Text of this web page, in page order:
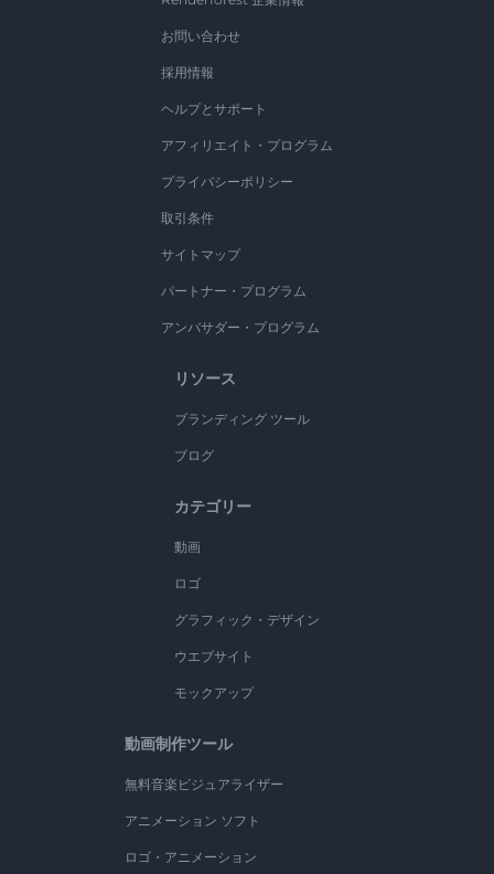
お問い合わせ
採用情報
ヘルプとサポート
アフィリエイト・プログラム
プライバシーポリシー
取引条件
サイトマップ
パートナー・プログラム
アンバサダー・プログラム
リソース
ブランディング ツール
ブログ
カテゴリー
動画
ロゴ
グラフィック・デザイン
ウエブサイト
モックアップ
動画制作ツール
無料音楽ビジュアライザー
アニメーション ソフト
ロゴ・アニメーション